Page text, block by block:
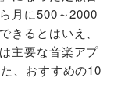
月に500～2000
きるとはいえ、
主要な音楽アプ
、おすすめの10